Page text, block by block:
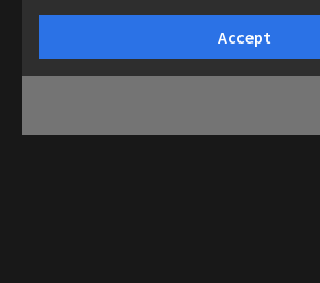
Accept